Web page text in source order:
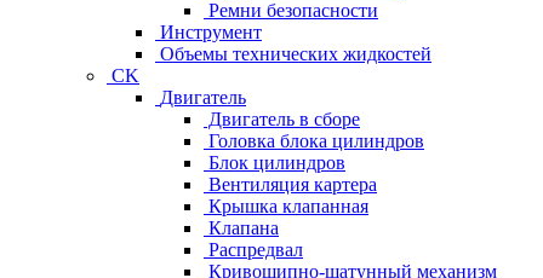
Ремни безопасности
Инструмент
Объемы технических жидкостей
CK
Двигатель
Двигатель в сборе
Головка блока цилиндров
Блок цилиндров
Вентиляция картера
Крышка клапанная
Клапана
Распредвал
Кривошипно-шатунный механизм